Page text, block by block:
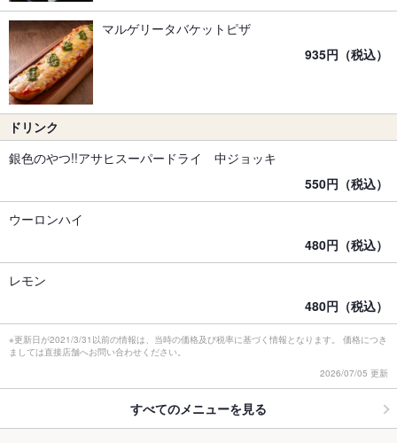
マルゲリータバケットピザ
935円（税込）
ドリンク
銀色のやつ!!アサヒスーパードライ 中ジョッキ
550円（税込）
ウーロンハイ
480円（税込）
レモン
480円（税込）
※更新日が2021/3/31以前の情報は、当時の価格及び税率に基づく情報となります。 価格につき
ましては直接店舗へお問い合わせください。
2026/07/05 更新
すべてのメニューを見る